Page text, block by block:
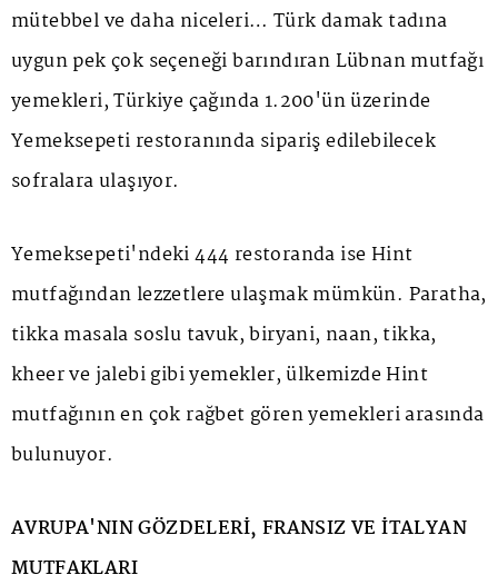
mütebbel ve daha niceleri… Türk damak tadına
uygun pek çok seçeneği barındıran Lübnan mutfağı
yemekleri, Türkiye çağında 1.200'ün üzerinde
Yemeksepeti restoranında sipariş edilebilecek
sofralara ulaşıyor.
Yemeksepeti'ndeki 444 restoranda ise Hint
mutfağından lezzetlere ulaşmak mümkün. Paratha,
tikka masala soslu tavuk, biryani, naan, tikka,
kheer ve jalebi gibi yemekler, ülkemizde Hint
mutfağının en çok rağbet gören yemekleri arasında
bulunuyor.
AVRUPA'NIN GÖZDELERİ, FRANSIZ VE İTALYAN
MUTFAKLARI